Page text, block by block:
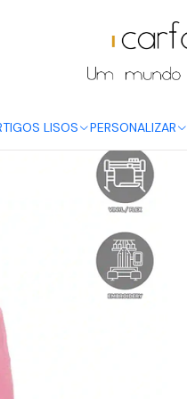
LISOS PERSONALIZAR
ARTIGOS LISOS